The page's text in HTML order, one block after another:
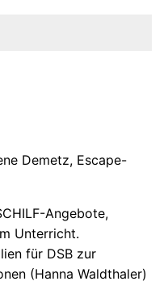
Demetz, Escape-
Angebote,
Unterricht.
für DSB zur
(Hanna Waldthaler)